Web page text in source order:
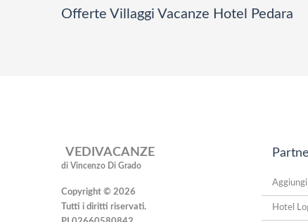
Offerte Villaggi Vacanze Hotel Pedara
VEDIVACANZE
di Vincenzo Di Grado
Copyright © 2026
Tutti i diritti riservati.
Hotel